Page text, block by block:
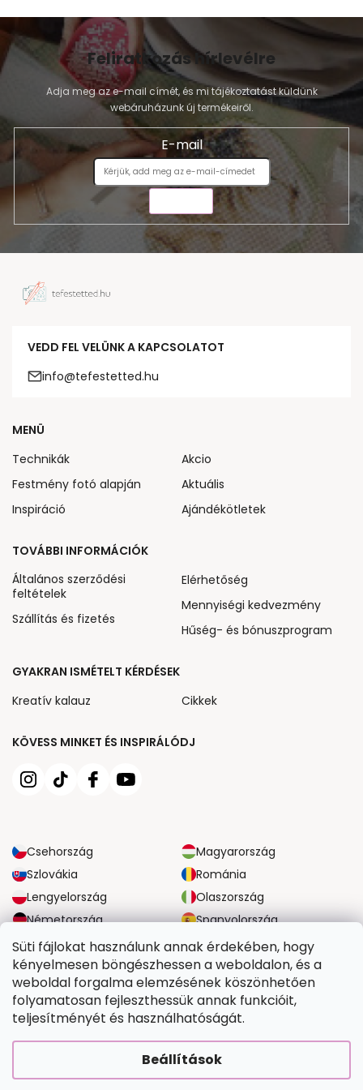
Süti fájlokat használunk annak érdekében, hogy
kényelmesen böngészhessen a weboldalon, és a
weboldal forgalma elemzésének köszönhetően
folyamatosan fejleszthessük annak funkcióit,
teljesítményét és használhatóságát.
Beállítások
Feliratkozás hírlevélre
Adja meg az e-mail címét, és mi tájékoztatást küldünk
webáruházunk új termékeiről.
E-mail
VEDD FEL VELÜNK A KAPCSOLATOT
info@tefestetted.hu
KÖVESS MINKET ÉS INSPIRÁLÓDJ
Csehország
Magyarország
Szlovákia
Románia
Lengyelország
Olaszország
Németország
Spanyolország
Nagy-Britannia
Ausztria
MENÜ
Technikák
Festmény fotó alapján
Inspiráció
Akcio
Aktuális
Ajándékötletek
TOVÁBBI INFORMÁCIÓK
Általános szerződési
feltételek
Szállítás és fizetés
Elérhetőség
Mennyiségi kedvezmény
Hűség- és bónuszprogram
GYAKRAN ISMÉTELT KÉRDÉSEK
Kreatív kalauz
Cikkek
MEGBÍZHATÓ SZÁLLÍTÁSI LEHETŐSÉGEK
BIZTONSÁGOS FIZETÉSI LEHETŐSÉGEK